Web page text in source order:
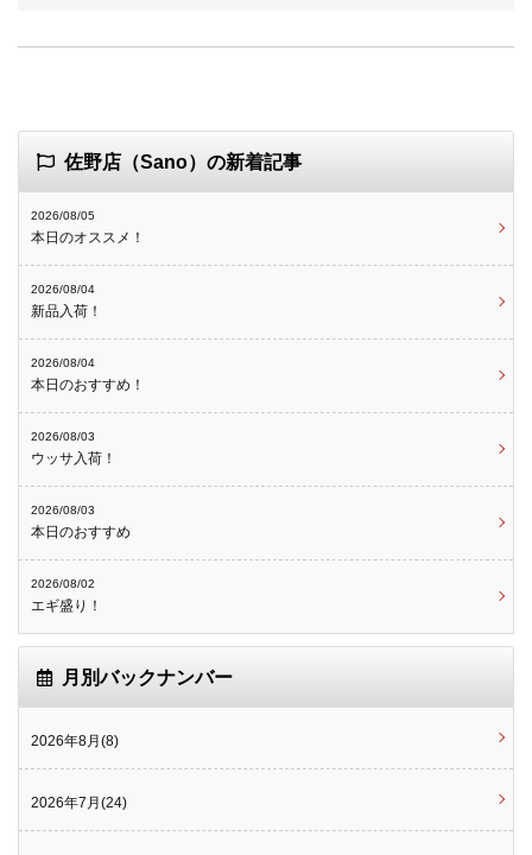
佐野店（Sano）の新着記事
2026/08/05
本日のオススメ！
2026/08/04
新品入荷！
2026/08/04
本日のおすすめ！
2026/08/03
ウッサ入荷！
2026/08/03
本日のおすすめ
2026/08/02
エギ盛り！
月別バックナンバー
2026年8月(8)
2026年7月(24)